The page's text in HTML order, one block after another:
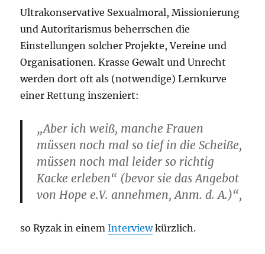
Ultrakonservative Sexualmoral, Missionierung
und Autoritarismus beherrschen die
Einstellungen solcher Projekte, Vereine und
Organisationen. Krasse Gewalt und Unrecht
werden dort oft als (notwendige) Lernkurve
einer Rettung inszeniert:
„Aber ich weiß, manche Frauen
müssen noch mal so tief in die Scheiße,
müssen noch mal leider so richtig
Kacke erleben“ (bevor sie das Angebot
von Hope e.V. annehmen, Anm. d. A.)“,
so Ryzak in einemInterviewkürzlich.